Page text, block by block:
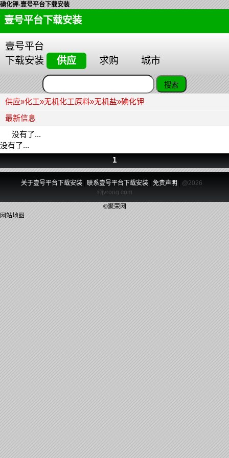
碘化钾-壹号平台下载安装
壹号平台下载安装
壹号平台
下载安装
供应 求购 城市
供应»化工»无机化工原料»无机盐»碘化钾
最新信息
没有了...
没有了...
1
关于壹号平台下载安装 联系壹号平台下载安装| 免责声明
@2026
©jvrong.com
©聚荣网
网站地图